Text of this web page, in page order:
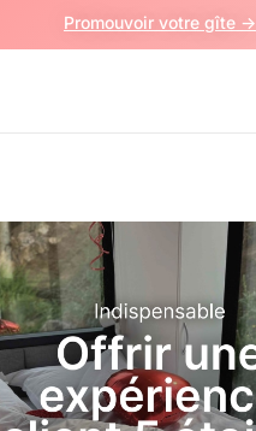
Promouvoir votre gîte ->